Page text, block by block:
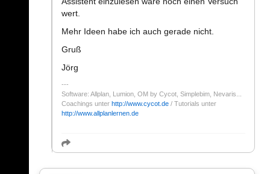
wert.
Mehr Ideen habe ich auch gerade nicht.
Gruß
Jörg
Software: Allplan, Lumion, OM by Cycot, Simplebim, Nevaris...
Coachings unter http://www.cycot.de / Tutorials unter
http://www.allplanlernen.de